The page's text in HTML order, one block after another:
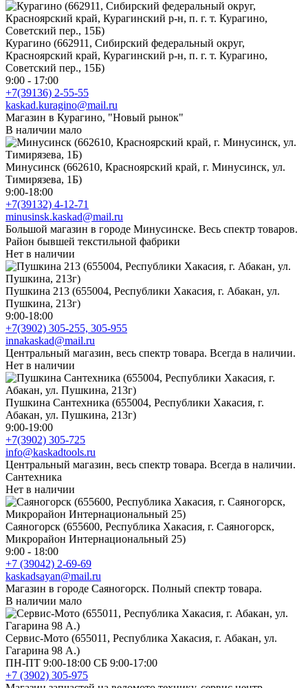
Курагино (662911, Сибирский федеральный округ,
Красноярский край, Курагинский р-н, п. г. т. Курагино,
Советский пер., 15Б)
9:00 - 17:00
+7(39136) 2-55-55
kaskad.kuragino@mail.ru
Магазин в Курагино, "Новый рынок"
В наличии мало
Минусинск (662610, Красноярский край, г. Минусинск, ул.
Тимирязева, 1Б)
9:00-18:00
+7(39132) 4-12-71
minusinsk.kaskad@mail.ru
Большой магазин в городе Минусинске. Весь спектр товаров.
Район бывшей текстильной фабрики
Нет в наличии
Пушкина 213 (655004, Республики Хакасия, г. Абакан, ул.
Пушкина, 213г)
9:00-18:00
+7(3902) 305-255, 305-955
innakaskad@mail.ru
Центральный магазин, весь спектр товара. Всегда в наличии.
Нет в наличии
Пушкина Сантехника (655004, Республики Хакасия, г.
Абакан, ул. Пушкина, 213г)
9:00-19:00
+7(3902) 305-725
info@kaskadtools.ru
Центральный магазин, весь спектр товара. Всегда в наличии.
Сантехника
Нет в наличии
Саяногорск (655600, Республика Хакасия, г. Саяногорск,
Микрорайон Интернациональный 25)
9:00 - 18:00
+7 (39042) 2-69-69
kaskadsayan@mail.ru
Магазин в городе Саяногорск. Полный спектр товара.
В наличии мало
Сервис-Мото (655011, Республика Хакасия, г. Абакан, ул.
Гагарина 98 А.)
ПН-ПТ 9:00-18:00 СБ 9:00-17:00
+7 (3902) 305-975